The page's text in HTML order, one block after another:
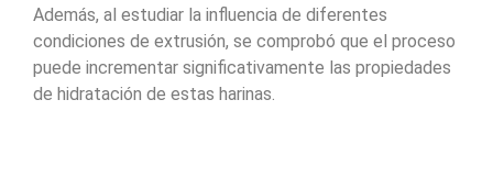
Además, al estudiar la influencia de diferentes
condiciones de extrusión, se comprobó que el proceso
puede incrementar significativamente las propiedades
de hidratación de estas harinas.